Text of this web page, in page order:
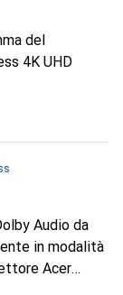
4K UHD
4K (la
(24p, 30p,
Audio da
in modalità
Acer